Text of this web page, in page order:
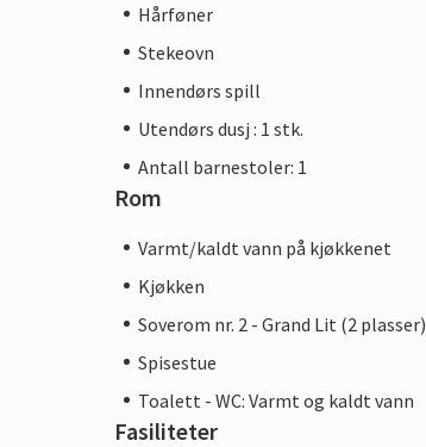
Hårføner
Stekeovn
Innendørs spill
Utendørs dusj : 1 stk.
Antall barnestoler: 1
Rom
Varmt/kaldt vann på kjøkkenet
Kjøkken
Soverom nr. 2 - Grand Lit (2 plasser)
Spisestue
Toalett - WC: Varmt og kaldt vann
Fasiliteter